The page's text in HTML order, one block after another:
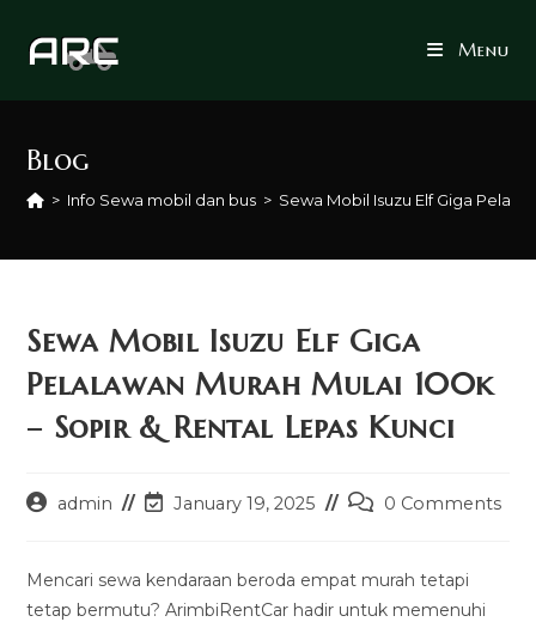
Menu
Blog
> Info Sewa mobil dan bus > Sewa Mobil Isuzu Elf Giga
Sewa Mobil Isuzu Elf Giga
Pelalawan Murah Mulai 100k
– Sopir & Rental Lepas Kunci
Postadmin
PostJanuary 19, 2025
Post0 Comments
Mencari sewa kendaraan beroda empat murah tetapi
tetap bermutu? ArimbiRentCar hadir untuk memenuhi